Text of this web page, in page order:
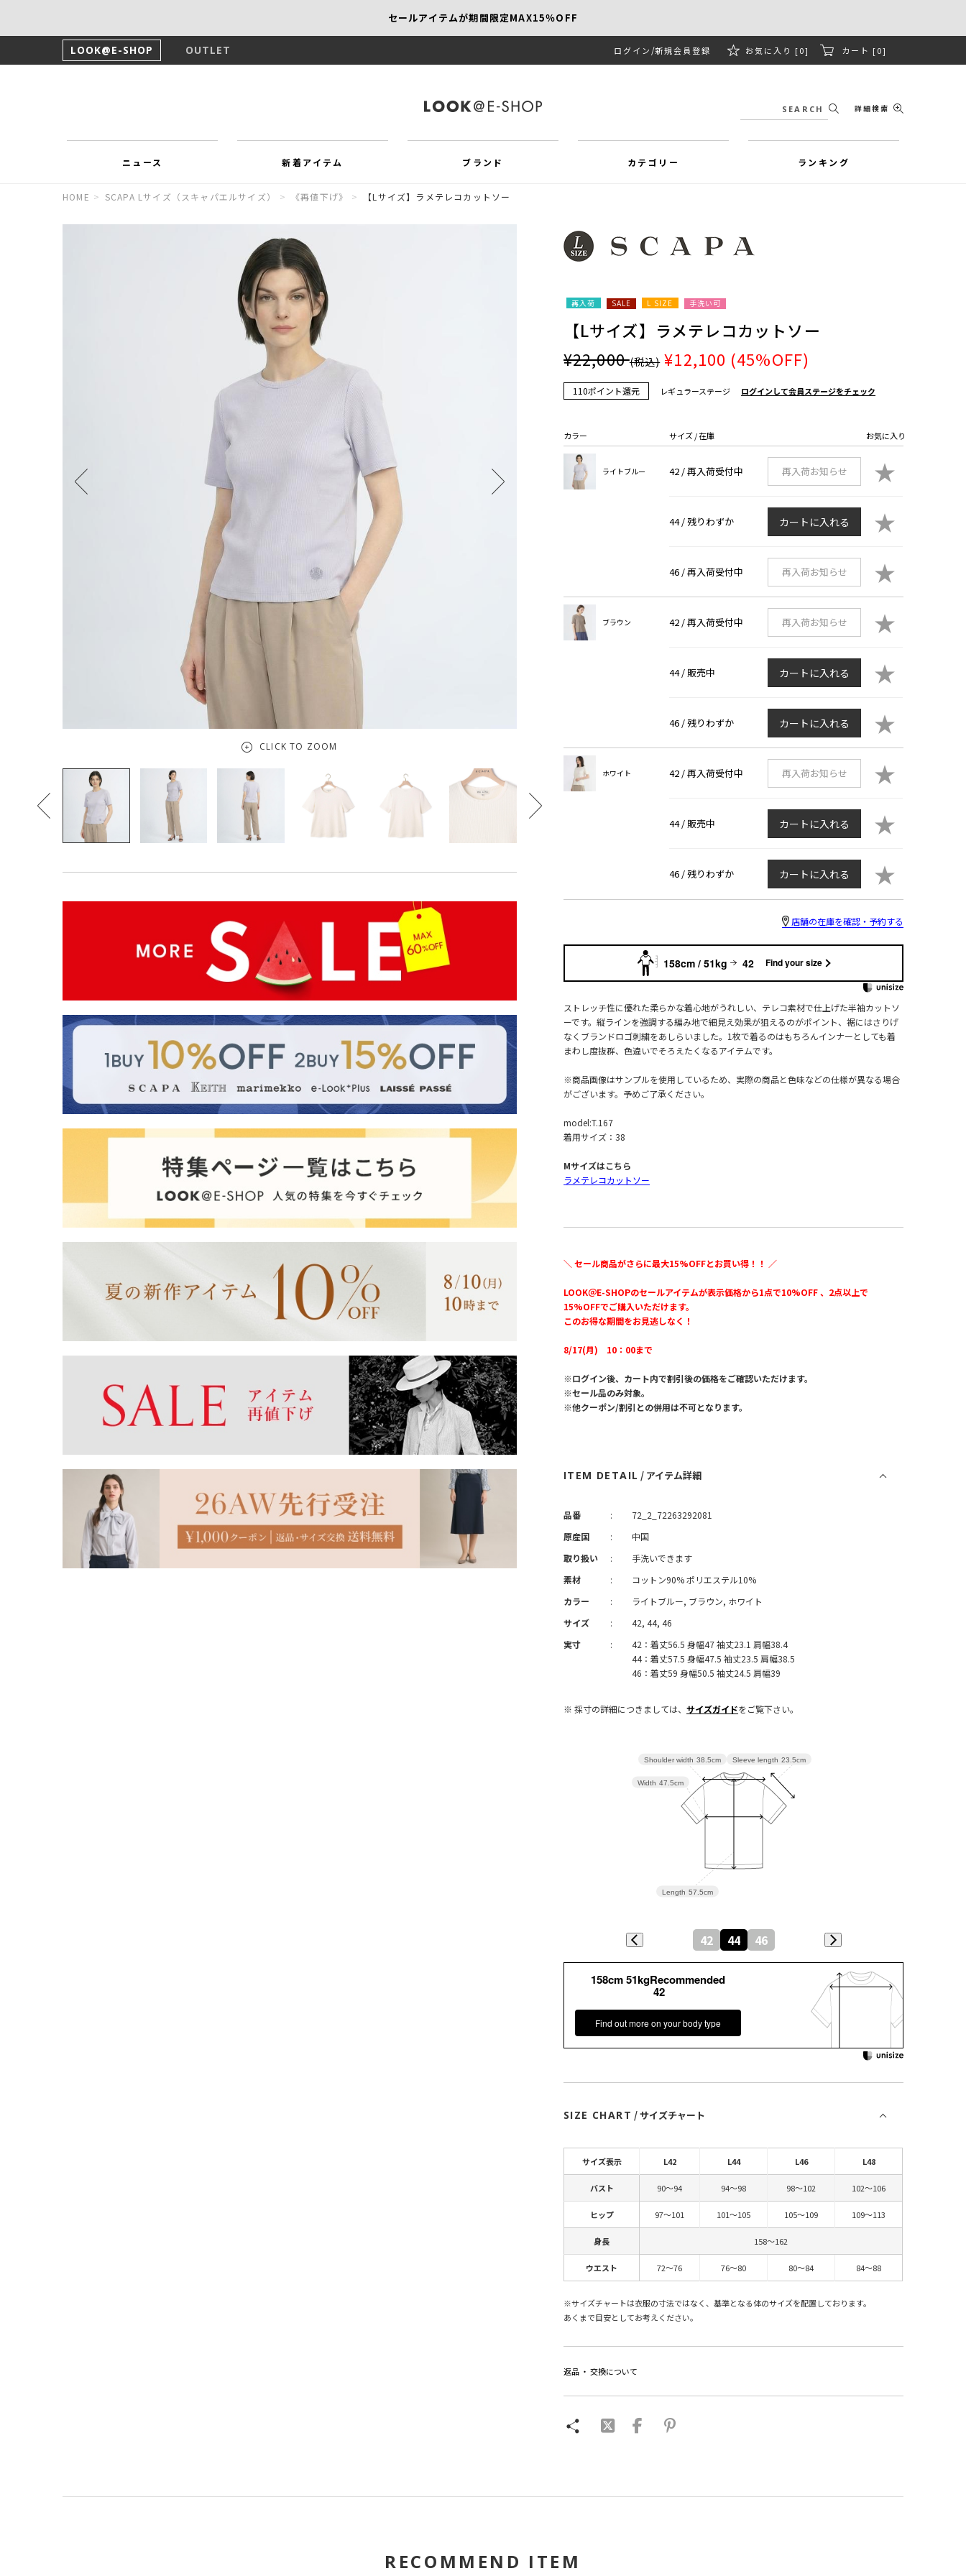
セールアイテムが期間限定MAX15％OFF
LOOK@E-SHOP OUTLET ログイン 新規会員登録 お気に入り [0] カート [0]
詳細検索
ニュース 新着アイテム ブランド カテゴリー ランキング
HOME > SCAPA Lサイズ（スキャパエルサイズ） > 《再値下げ》 > 【Lサイズ】ラメテレコカットソー
CLICK TO ZOOM
再入荷 SALE L SIZE 手洗い可
【Lサイズ】ラメテレコカットソー
¥22,000(税込) ¥12,100 (45%OFF)
110ポイント還元 レギュラーステージ ログインして会員ステージをチェック
カラー サイズ / 在庫 お気に入り
ライトブルー 42 /再入荷受付中 再入荷お知らせ ★
44 /残りわずか カートに入れる ★
46 /再入荷受付中 再入荷お知らせ ★
ブラウン 42 /再入荷受付中 再入荷お知らせ ★
44 / 販売中 カートに入れる ★
46 /残りわずか カートに入れる ★
ホワイト 42 /再入荷受付中 再入荷お知らせ ★
44 / 販売中 カートに入れる ★
46 /残りわずか カートに入れる ★
店舗の在庫を確認・予約する
158cm / 51kg 42 Find your size
ストレッチ性に優れた柔らかな着心地がうれしい、テレコ素材で仕上げた半袖カットソ
ーです。縦ラインを強調する編み地で細見え効果が狙えるのがポイント、裾にはさりげ
なくブランドロゴ刺繍をあしらいました。1枚で着るのはもちろんインナーとしても着
まわし度抜群、色違いでそろえたくなるアイテムです。
※商品画像はサンプルを使用しているため、実際の商品と色味などの仕様が異なる場合
がございます。予めご了承ください。
model:T.167
着用サイズ：38
Mサイズはこちら
ラメテレコカットソー
＼ セール商品がさらに最大15%OFFとお買い得！！ ／
LOOK＠E-SHOPのセールアイテムが表示価格から1点で10%OFF 、2点以上で
15%OFFでご購入いただけます。
このお得な期間をお見逃しなく！
8/17(月) 10：00まで
※ログイン後、カート内で割引後の価格をご確認いただけます。
※セール品のみ対象。
※他クーポン/割引との併用は不可となります。
ITEM DETAIL / アイテム詳細
品番 :
72_2_72263292081
原産国
:
中国
取り扱い
:
手洗いできます
素材
:
コットン90% ポリエステル10%
カラー
:
ライトブルー, ブラウン, ホワイト
サイズ
:
42, 44, 46
実寸
:
42：着丈56.5 身幅47 袖丈23.1 肩幅38.4
44：着丈57.5 身幅47.5 袖丈23.5 肩幅38.5
46：着丈59 身幅50.5 袖丈24.5 肩幅39
※ 採寸の詳細につきましては、サイズガイドをご覧下さい。
Sleeve length 23.5cm
Length 57.5cm
Width 47.5cm
Shoulder width 38.5cm
42 44 46
158cm 51kgRecommended
42
Find out more on your body type
SIZE CHART / サイズチャート
サイズ表示 L42 L44 L46 L48
バスト 90～94 94～98 98～102 102～106
ヒップ 97～101 101～105 105～109 109～113
身長 158～162
ウエスト 72～76 76～80 80～84 84～88
※サイズチャートは衣服の寸法ではなく、基準となる体のサイズを配置しております。
あくまで目安としてお考えください。
返品 ・ 交換について
RECOMMEND ITEM